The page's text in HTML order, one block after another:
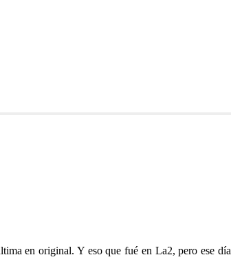
en original. Y eso que fué en La2, pero ese día